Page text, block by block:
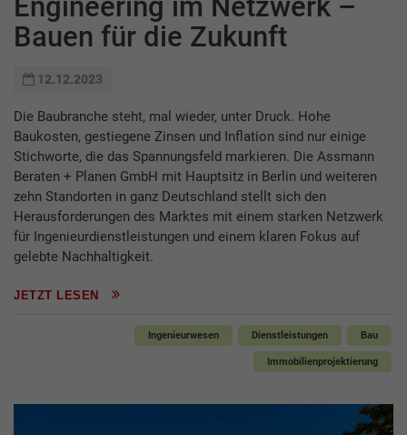
Engineering im Netzwerk –
Bauen für die Zukunft
12.12.2023
Die Baubranche steht, mal wieder, unter Druck. Hohe
Baukosten, gestiegene Zinsen und Inflation sind nur einige
Stichworte, die das Spannungsfeld markieren. Die Assmann
Beraten + Planen GmbH mit Hauptsitz in Berlin und weiteren
zehn Standorten in ganz Deutschland stellt sich den
Herausforderungen des Marktes mit einem starken Netzwerk
für Ingenieurdienstleistungen und einem klaren Fokus auf
gelebte Nachhaltigkeit.
JETZT LESEN
Ingenieurwesen Dienstleistungen Bau
Immobilienprojektierung